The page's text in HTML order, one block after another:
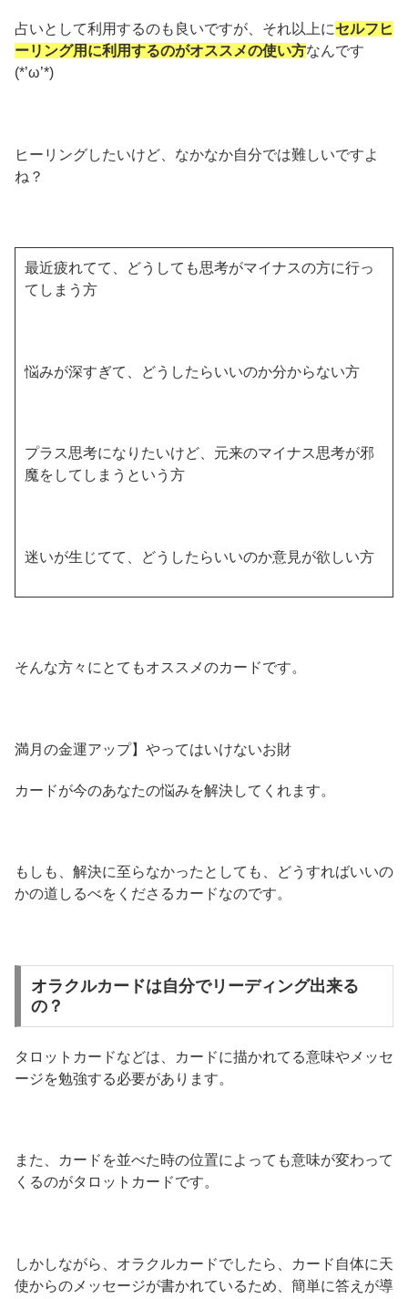
占いとして利用するのも良いですが、それ以上にセルフヒ
ーリング用に利用するのがオススメの使い方なんです
(*’ω’*)
ヒーリングしたいけど、なかなか自分では難しいですよ
ね？
最近疲れてて、どうしても思考がマイナスの方に行っ
てしまう方
悩みが深すぎて、どうしたらいいのか分からない方
プラス思考になりたいけど、元来のマイナス思考が邪
魔をしてしまうという方
迷いが生じてて、どうしたらいいのか意見が欲しい方
そんな方々にとてもオススメのカードです。
満月の金運アップ】やってはいけないお財
カードが今のあなたの悩みを解決してくれます。
もしも、解決に至らなかったとしても、どうすればいいの
かの道しるべをくださるカードなのです。
オラクルカードは自分でリーディング出来る
の？
タロットカードなどは、カードに描かれてる意味やメッセ
ージを勉強する必要があります。
また、カードを並べた時の位置によっても意味が変わって
くるのがタロットカードです。
しかしながら、オラクルカードでしたら、カード自体に天
使からのメッセージが書かれているため、簡単に答えが導